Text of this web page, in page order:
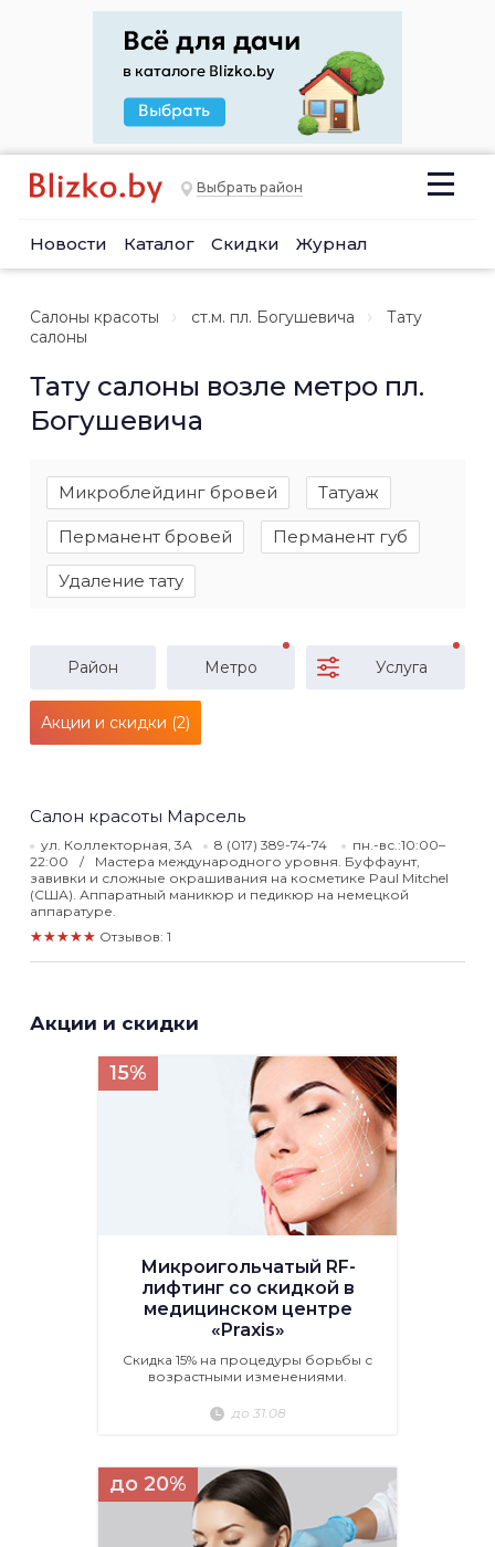
Выбрать район
Новости Каталог Скидки Журнал
Салоны красоты ст.м. пл. Богушевича
Тату
салоны
Тату салоны возле метро пл.
Богушевича
Микроблейдинг бровей Татуаж
Перманент бровей Перманент губ
Удаление тату
Район Метро Услуга
Акции и скидки (2)
Салон красоты Марсель
ул. Коллекторная, 3А 8 (017) 389-74-74
пн.-вс.:10:00–
22:00
Мастера международного уровня. Буффаунт,
завивки и сложные окрашивания на косметике Paul Mitchel
(США). Аппаратный маникюр и педикюр на немецкой
аппаратуре.
★★★★★ Отзывов: 1
Акции и скидки
15%
Микроигольчатый RF-
лифтинг со скидкой в
медицинском центре
«Praxis»
Скидка 15% на процедуры борьбы с
возрастными изменениями.
до 31.08
до 20%